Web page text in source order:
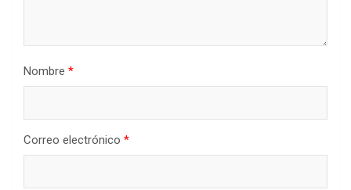
Nombre *
Correo electrónico *